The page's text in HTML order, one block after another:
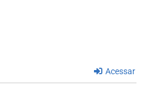
Acessar